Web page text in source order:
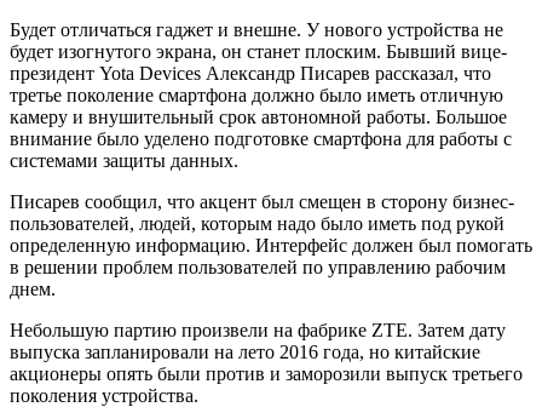
Будет отличаться гаджет и внешне. У нового устройства не
будет изогнутого экрана, он станет плоским. Бывший вице-
президент Yota Devices Александр Писарев рассказал, что
третье поколение смартфона должно было иметь отличную
камеру и внушительный срок автономной работы. Большое
внимание было уделено подготовке смартфона для работы с
системами защиты данных.
Писарев сообщил, что акцент был смещен в сторону бизнес-
пользователей, людей, которым надо было иметь под рукой
определенную информацию. Интерфейс должен был помогать
в решении проблем пользователей по управлению рабочим
днем.
Небольшую партию произвели на фабрике ZTE. Затем дату
выпуска запланировали на лето 2016 года, но китайские
акционеры опять были против и заморозили выпуск третьего
поколения устройства.